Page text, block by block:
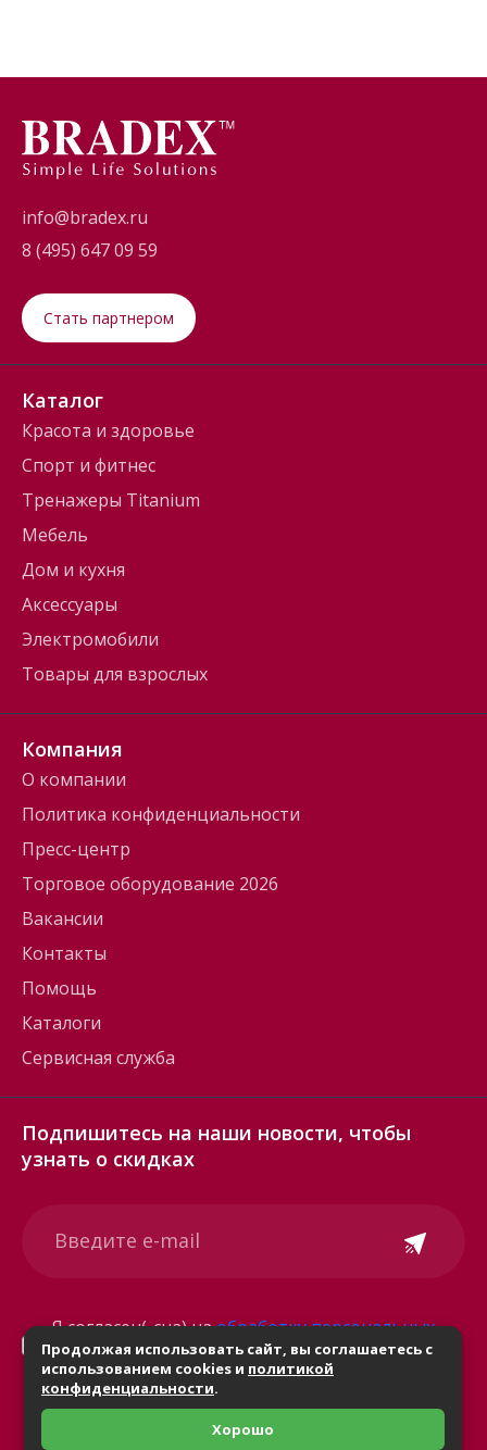
Продолжая использовать сайт, вы соглашаетесь с
использованием cookies и политикой
конфиденциальности.
Хорошо
info@bradex.ru
8 (495) 647 09 59
Стать партнером
Каталог
Красота и здоровье
Спорт и фитнес
Тренажеры Titanium
Мебель
Дом и кухня
Аксессуары
Электромобили
Товары для взрослых
Компания
О компании
Политика конфиденциальности
Пресс-центр
Торговое оборудование 2026
Вакансии
Контакты
Помощь
Каталоги
Сервисная служба
Подпишитесь на наши новости, чтобы
узнать о скидках
Я согласен(-сна) наобработку персональных
данных